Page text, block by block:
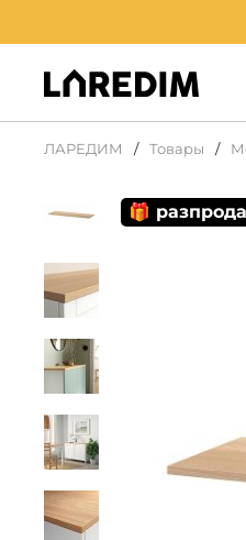
ЛАРЕДИМ Товары
🎁